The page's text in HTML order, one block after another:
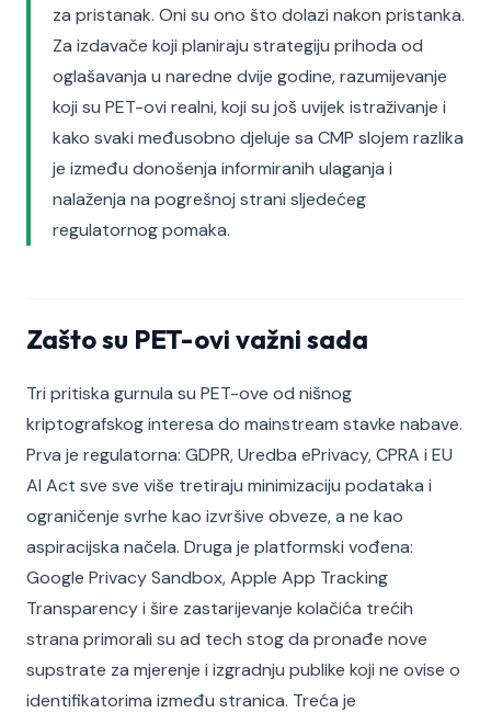
za pristanak. Oni su ono što dolazi nakon pristanka.
Za izdavače koji planiraju strategiju prihoda od
oglašavanja u naredne dvije godine, razumijevanje
koji su PET-ovi realni, koji su još uvijek istraživanje i
kako svaki međusobno djeluje sa CMP slojem razlika
je između donošenja informiranih ulaganja i
nalaženja na pogrešnoj strani sljedećeg
regulatornog pomaka.
Zašto su PET-ovi važni sada
Tri pritiska gurnula su PET-ove od nišnog
kriptografskog interesa do mainstream stavke nabave.
Prva je regulatorna: GDPR, Uredba ePrivacy, CPRA i EU
AI Act sve sve više tretiraju minimizaciju podataka i
ograničenje svrhe kao izvršive obveze, a ne kao
aspiracijska načela. Druga je platformski vođena:
Google Privacy Sandbox, Apple App Tracking
Transparency i šire zastarijevanje kolačića trećih
strana primorali su ad tech stog da pronađe nove
supstrate za mjerenje i izgradnju publike koji ne ovise o
identifikatorima između stranica. Treća je